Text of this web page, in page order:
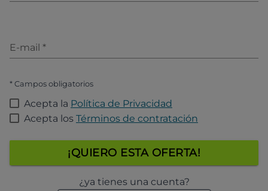
E-mail *
* Campos obligatorios
Acepta la Política de Privacidad
Acepta los Términos de contratación
¡QUIERO ESTA OFERTA!
¿ya tienes una cuenta?